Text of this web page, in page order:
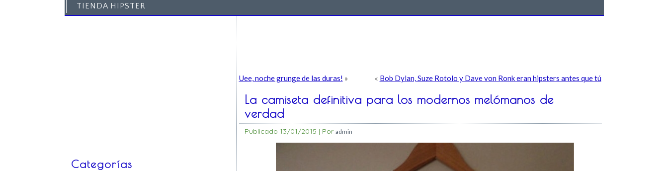
TIENDA HIPSTER
Categorías
Uee, noche grunge de las duras! » « Bob Dylan, Suze Rotolo y Dave von Ronk eran hipsters antes que tú
La camiseta definitiva para los modernos melómanos de
verdad
Publicado 13/01/2015 | Por admin